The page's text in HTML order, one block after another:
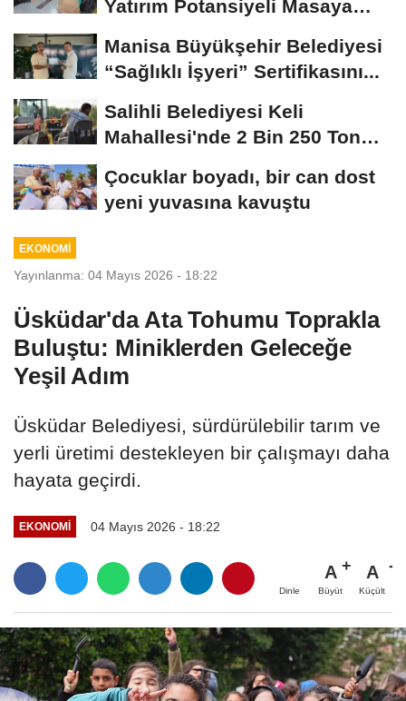
Yatırım Potansiyeli Masaya
Manisa Büyükşehir Belediyesi
“Sağlıklı İşyeri” Sertifikasını...
Salihli Belediyesi Keli
Mahallesi'nde 2 Bin 250 Ton
Çocuklar boyadı, bir can dost
yeni yuvasına kavuştu
EKONOMİ
Yayınlanma: 04 Mayıs 2026 - 18:22
Üsküdar'da Ata Tohumu Toprakla
Buluştu: Miniklerden Geleceğe
Yeşil Adım
Üsküdar Belediyesi, sürdürülebilir tarım ve
yerli üretimi destekleyen bir çalışmayı daha
hayata geçirdi.
EKONOMİ 04 Mayıs 2026 - 18:22
Dinle
A
Büyüt
A
Küçült